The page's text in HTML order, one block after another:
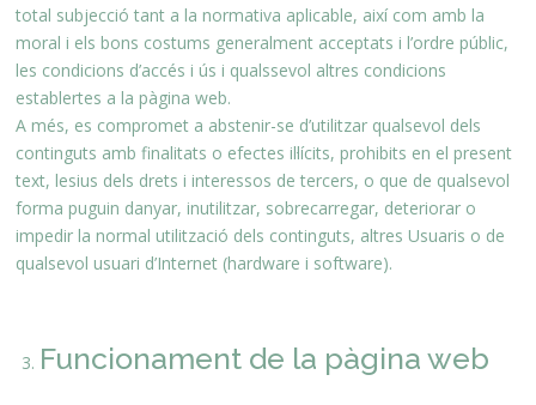
total subjecció tant a la normativa aplicable, així com amb la
moral i els bons costums generalment acceptats i l’ordre públic,
les condicions d’accés i ús i qualssevol altres condicions
establertes a la pàgina web.
A més, es compromet a abstenir-se d’utilitzar qualsevol dels
continguts amb finalitats o efectes il·lícits, prohibits en el present
text, lesius dels drets i interessos de tercers, o que de qualsevol
forma puguin danyar, inutilitzar, sobrecarregar, deteriorar o
impedir la normal utilització dels continguts, altres Usuaris o de
qualsevol usuari d’Internet (hardware i software).
Funcionament de la pàgina web